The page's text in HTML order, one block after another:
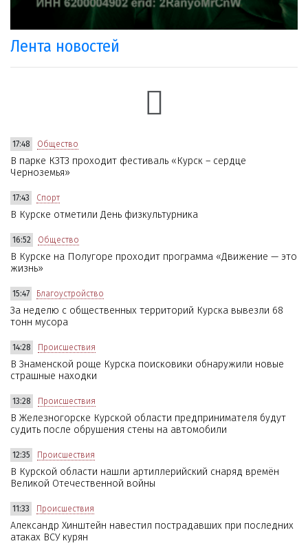
Лента новостей
17:48 Общество
В парке КЗТЗ проходит фестиваль «Курск – сердце
Черноземья»
17:43 Спорт
В Курске отметили День физкультурника
16:52 Общество
В Курске на Полугоре проходит программа «Движение — это
жизнь»
15:47 Благоустройство
За неделю с общественных территорий Курска вывезли 68
тонн мусора
14:28 Происшествия
В Знаменской роще Курска поисковики обнаружили новые
страшные находки
13:28 Происшествия
В Железногорске Курской области предпринимателя будут
судить после обрушения стены на автомобили
12:35 Происшествия
В Курской области нашли артиллерийский снаряд времён
Великой Отечественной войны
11:33 Происшествия
Александр Хинштейн навестил пострадавших при последних
атаках ВСУ курян